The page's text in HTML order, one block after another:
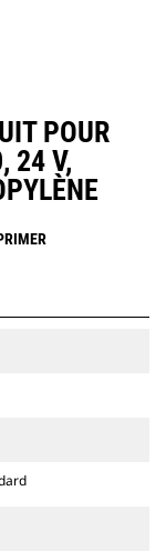
POUR
24 V,